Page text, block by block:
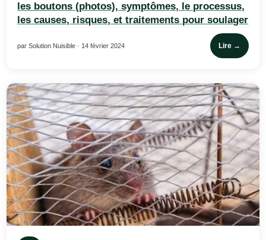
les boutons (photos), symptômes, le processus,
les causes, risques, et traitements pour soulager
par Solution Nuisible · 14 février 2024 Lire →